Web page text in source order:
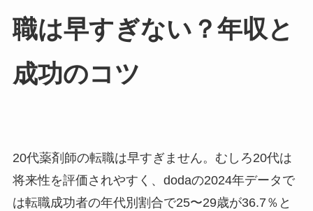
職は早すぎない？年収と
成功のコツ
20代薬剤師の転職は早すぎません。むしろ20代は
将来性を評価されやすく、dodaの2024年データで
は転職成功者の年代別割合で25〜29歳が36.7％と